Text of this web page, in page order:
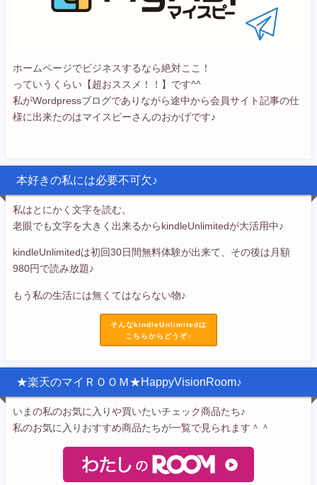
ホームページでビジネスするなら絶対ここ！
っていうくらい【超おススメ！！】です^^
私がWordpressブログでありながら途中から会員サイト記事の仕
様に出来たのはマイスピーさんのおかげです♪
本好きの私には必要不可欠♪
私はとにかく文字を読む。
老眼でも文字を大きく出来るからkindleUnlimitedが大活用中♪
kindleUnlimitedは初回30日間無料体験が出来て、その後は月額
980円で読み放題♪
もう私の生活には無くてはならない物♪
そんなkindleUnlimitedは
こちらからどうぞ♪
★楽天のマイＲＯＯＭ★HappyVisionRoom♪
いまの私のお気に入りや買いたいチェック商品たち♪
私のお気に入りおすすめ商品たちが一覧で見られます＾＾